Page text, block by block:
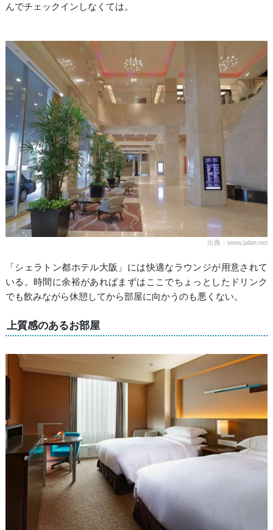
んでチェックインしなくては。
出典：www.jalan.net
「シェラトン都ホテル大阪」には快適なラウンジが用意されて
いる。時間に余裕があればまずはここでちょっとしたドリンク
でも飲みながら休憩してから部屋に向かうのも悪くない。
上質感のあるお部屋